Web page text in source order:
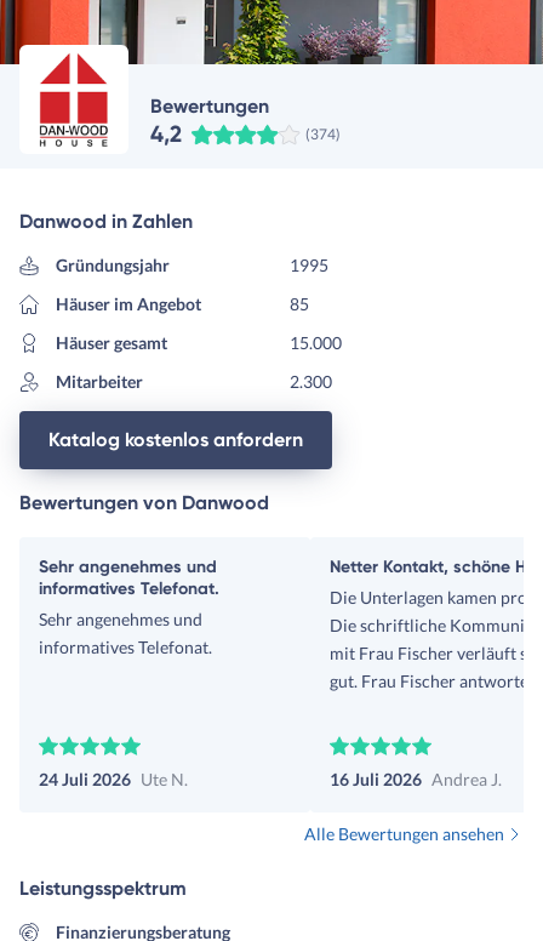
Bewertungen
4,2 (374)
Danwood in Zahlen
Gründungsjahr
1995
Häuser im Angebot
85
Häuser gesamt
15.000
Mitarbeiter
2.300
Katalog kostenlos anfordern
Bewertungen von Danwood
Sehr angenehmes und
informatives Telefonat.
Sehr angenehmes und
informatives Telefonat.
24 Juli 2026 Ute N.
Netter Kontakt, schöne
Die Unterlagen kamen
Die schriftliche
mit Frau Fischer verläuft
gut. Frau Fischer antwortet
16 Juli 2026 Andrea J.
Alle Bewertungen ansehen
Leistungsspektrum
Finanzierungsberatung